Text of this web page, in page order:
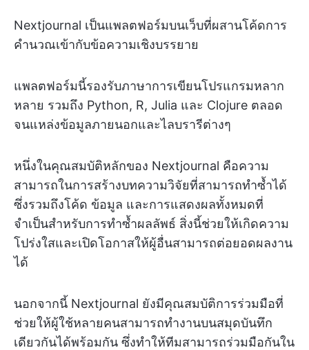
Nextjournal เป็นแพลตฟอร์มบนเว็บที่ผสานโค้ดการ
คำนวณเข้ากับข้อความเชิงบรรยาย
แพลตฟอร์มนี้รองรับภาษาการเขียนโปรแกรมหลาก
หลาย รวมถึง Python, R, Julia และ Clojure ตลอด
จนแหล่งข้อมูลภายนอกและไลบรารีต่างๆ
หนึ่งในคุณสมบัติหลักของ Nextjournal คือความ
สามารถในการสร้างบทความวิจัยที่สามารถทำซ้ำได้
ซึ่งรวมถึงโค้ด ข้อมูล และการแสดงผลทั้งหมดที่
จำเป็นสำหรับการทำซ้ำผลลัพธ์ สิ่งนี้ช่วยให้เกิดความ
โปร่งใสและเปิดโอกาสให้ผู้อื่นสามารถต่อยอดผลงาน
ได้
นอกจากนี้ Nextjournal ยังมีคุณสมบัติการร่วมมือที่
ช่วยให้ผู้ใช้หลายคนสามารถทำงานบนสมุดบันทึก
เดียวกันได้พร้อมกัน ซึ่งทำให้ทีมสามารถร่วมมือกันใน